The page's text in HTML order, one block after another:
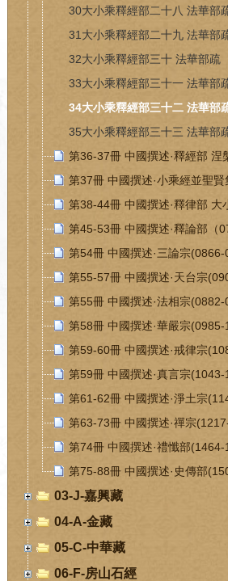
30大小乘釋經部二十八 法華部
31大小乘釋經部二十九 法華部
32大小乘釋經部三十 法華部疏
33大小乘釋經部三十一 法華部
34大小乘釋經部三十二 法華部
35大小乘釋經部三十三 法華部
第36-37冊 中國撰述·釋經部 涅
第37冊 中國撰述·小乘經並聖賢
第45-53冊 中國撰述·釋論部（
第54冊 中國撰述·三論宗(0866-
第55-57冊 中國撰述·天台宗
第55冊 中國撰述·法相宗(0882-
第58冊 中國撰述·華嚴宗(0985-
第59-60冊 中國撰述·戒律宗
第59冊 中國撰述·真言宗(1043-
第61-62冊 中國撰述·淨土宗
第63-73冊 中國撰述·禪宗
第74冊 中國撰述·禮懺部(1464-
第75-88冊 中國撰述·史傳部
03-J-嘉興藏
04-A-金藏
05-C-中華藏
06-F-房山石經